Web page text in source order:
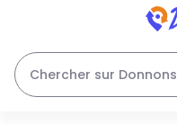
Chercher sur Donnons